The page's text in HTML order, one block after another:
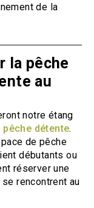
de la
la pêche
au
notre étang
pêche détente.
de pêche
débutants ou
réserver une
rencontrent au